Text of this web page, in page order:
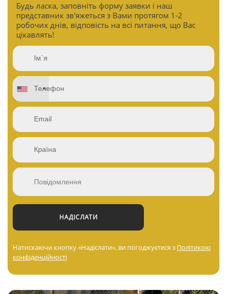
Будь ласка, заповніть форму заявки і наш
представник зв'яжеться з Вами протягом 1-2
робочих днів, відповість на всі питання, що Вас
цікавлять!
Натискаючи кнопку «Надіслати», ви погоджуєтеся з Політикою
конфіденційності